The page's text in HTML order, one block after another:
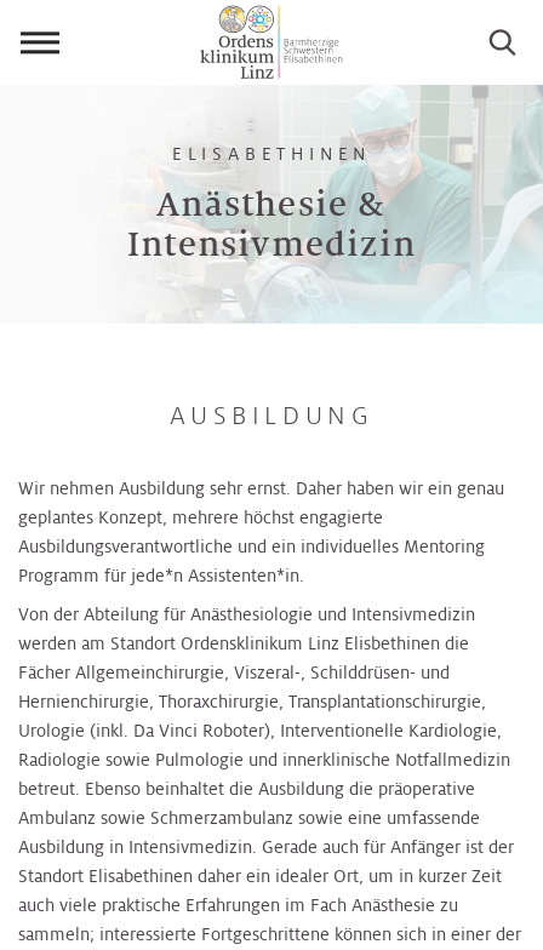
Anästhesie &
Intensivmedizin
ELISABETHINEN
AUSBILDUNG
Wir nehmen Ausbildung sehr ernst. Daher haben wir ein genau
geplantes Konzept, mehrere höchst engagierte
Ausbildungsverantwortliche und ein individuelles Mentoring
Programm für jede*n Assistenten*in.
Von der Abteilung für Anästhesiologie und Intensivmedizin
werden am Standort Ordensklinikum Linz Elisbethinen die
Fächer Allgemeinchirurgie, Viszeral-, Schilddrüsen- und
Hernienchirurgie, Thoraxchirurgie, Transplantationschirurgie,
Urologie (inkl. Da Vinci Roboter), Interventionelle Kardiologie,
Radiologie sowie Pulmologie und innerklinische Notfallmedizin
betreut. Ebenso beinhaltet die Ausbildung die präoperative
Ambulanz sowie Schmerzambulanz sowie eine umfassende
Ausbildung in Intensivmedizin. Gerade auch für Anfänger ist der
Standort Elisabethinen daher ein idealer Ort, um in kurzer Zeit
auch viele praktische Erfahrungen im Fach Anästhesie zu
sammeln; interessierte Fortgeschrittene können sich in einer der